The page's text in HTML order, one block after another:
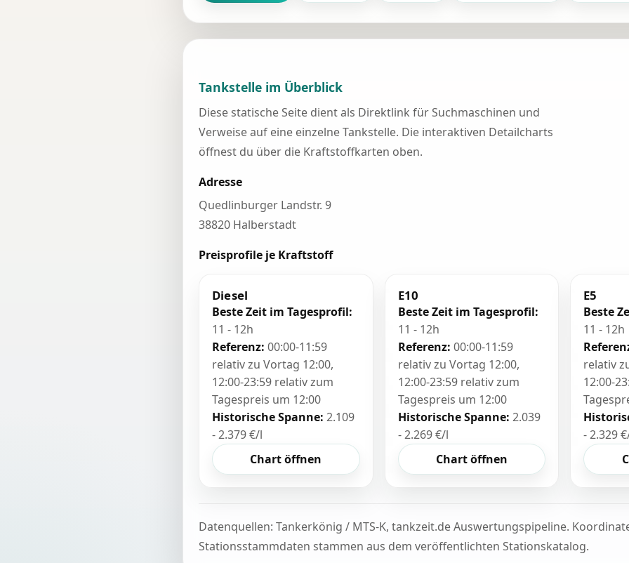
Tankstelle im Überblick
Diese statische Seite dient als Direktlink für Suchmaschinen und
Verweise auf eine einzelne Tankstelle. Die interaktiven Detailcharts
öffnest du über die Kraftstoffkarten oben.
Adresse
Quedlinburger Landstr. 9
38820 Halberstadt
Preisprofile je Kraftstoff
Diesel
Beste Zeit im Tagesprofil:
11 - 12h
Referenz: 00:00-11:59
relativ zu Vortag 12:00,
12:00-23:59 relativ zum
Tagespreis um 12:00
Historische Spanne: 2.109
- 2.379 €/l
Chart öffnen
E10
Beste Zeit im Tagesprofil:
11 - 12h
Referenz: 00:00-11:59
relativ zu Vortag 12:00,
12:00-23:59 relativ zum
Tagespreis um 12:00
Historische Spanne: 2.039
- 2.269 €/l
Chart öffnen
E5
Beste
11 - 12h
relativ
12:00-
- 2.329
Datenquellen: Tankerkönig / MTS-K, tankzeit.de Auswertungspipeline.
Stationsstammdaten stammen aus dem veröffentlichten Stationskatalog.